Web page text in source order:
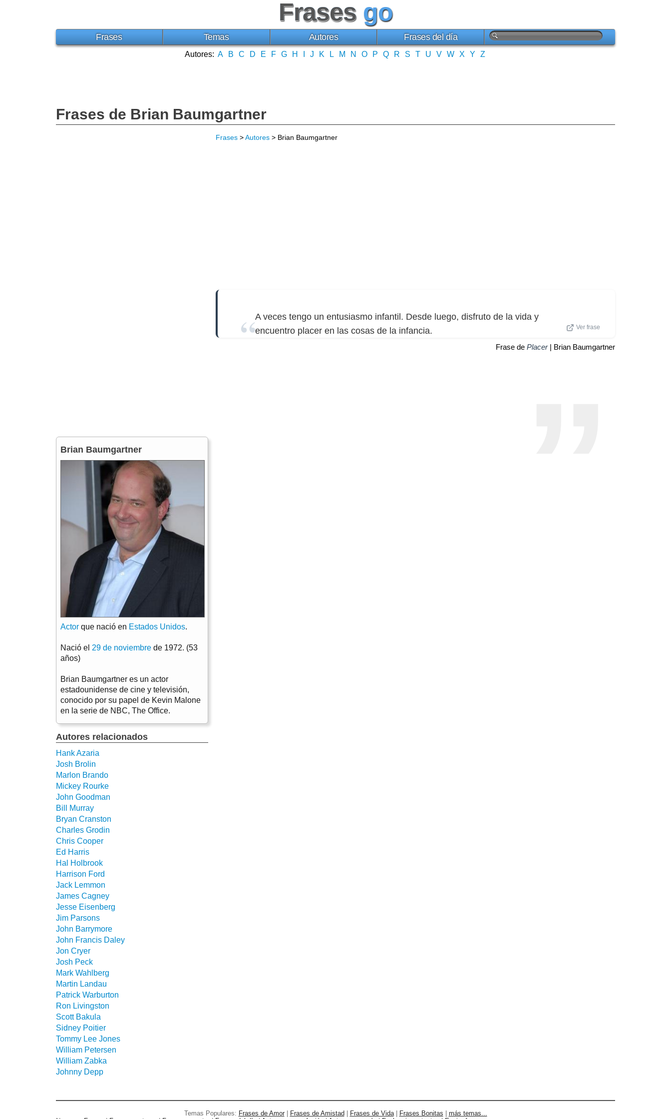
Frases go
Frases Temas Autores Frases del día
Autores: A B C D E F G H J K L M N O P Q R S T U V W X Y Z
Frases de Brian Baumgartner
Frases >Autores > Brian Baumgartner
A veces tengo un entusiasmo infantil. Desde luego, disfruto de la vida y
encuentro placer en las cosas de la infancia.
Ver frase
Frase de Placer| Brian Baumgartner
Brian Baumgartner
Actor que nació en Estados Unidos.
Nació el 29 de noviembre de 1972. (53
años)
Brian Baumgartner es un actor
estadounidense de cine y televisión,
conocido por su papel de Kevin Malone
en la serie de NBC, The Office.
Autores relacionados
Hank Azaria
Josh Brolin
Marlon Brando
Mickey Rourke
John Goodman
Bill Murray
Bryan Cranston
Charles Grodin
Chris Cooper
Ed Harris
Hal Holbrook
Harrison Ford
Jack Lemmon
James Cagney
Jesse Eisenberg
Jim Parsons
John Barrymore
John Francis Daley
Jon Cryer
Josh Peck
Mark Wahlberg
Martin Landau
Patrick Warburton
Ron Livingston
Scott Bakula
Sidney Poitier
Tommy Lee Jones
William Petersen
William Zabka
Johnny Depp
Temas Populares: Frases de Amor| Frases de Amistad Frases de Vida| Frases Bonitas
más temas...